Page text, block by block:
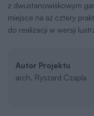
z dwustanowiskowym
miejsce na aż cztery
do realizacji w wersji
Autor Projektu
arch. Ryszard Czapla